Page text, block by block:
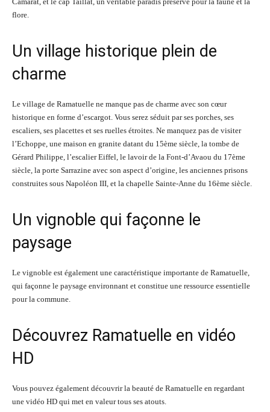
flore.
Un village historique plein de
charme
Le village de Ramatuelle ne manque pas de charme avec son cœur
historique en forme d’escargot. Vous serez séduit par ses porches, ses
escaliers, ses placettes et ses ruelles étroites. Ne manquez pas de visiter
l’Echoppe, une maison en granite datant du 15ème siècle, la tombe de
Gérard Philippe, l’escalier Eiffel, le lavoir de la Font-d’Avaou du 17ème
siècle, la porte Sarrazine avec son aspect d’origine, les anciennes prisons
construites sous Napoléon III, et la chapelle Sainte-Anne du 16ème siècle.
Un vignoble qui façonne le
paysage
Le vignoble est également une caractéristique importante de Ramatuelle,
qui façonne le paysage environnant et constitue une ressource essentielle
pour la commune.
Découvrez Ramatuelle en vidéo
HD
Vous pouvez également découvrir la beauté de Ramatuelle en regardant
une vidéo HD qui met en valeur tous ses atouts.